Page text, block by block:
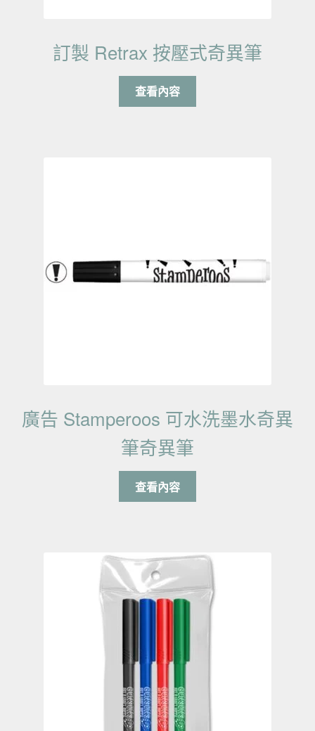
訂製 Retrax 按壓式奇異筆
查看內容
廣告 Stamperoos 可水洗墨水奇異
筆奇異筆
查看內容